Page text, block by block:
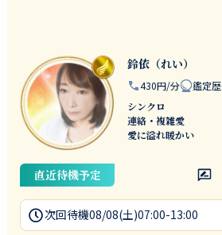
鈴依（れい）
430円/分 鑑定歴
シンクロ
連絡・複雑愛
愛に溢れ暖かい
直近待機予定
次回待機08/08(土)07:00-13:00